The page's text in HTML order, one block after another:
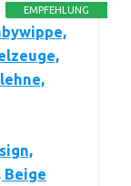
EMPFEHLUNG
Beige